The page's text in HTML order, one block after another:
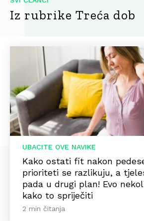
Iz rubrike Treća dob
UBACITE OVE NAVIKE
Kako ostati fit nakon
prioriteti se razlikuju, a
pada u drugi plan! Evo
kako to spriječiti
2 min čitanja